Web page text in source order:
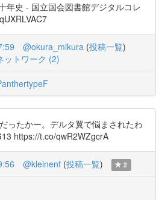
年史 - 国立国会図書館デジタルコレ
@okura_mikura (投稿一覧)
ットワーク (2)
ったかー。デルタ翼で悩まされたわ
https://t.co/qwR2WZgcrA
@kleinenf (投稿一覧) 2